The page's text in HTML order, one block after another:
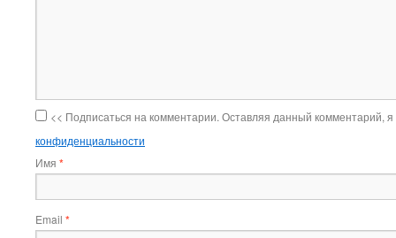
<< Подписаться на комментарии. Оставляя данный комментарий,
конфиденциальности
Имя *
Email *